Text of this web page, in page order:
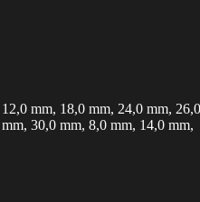
mm, 18,0 mm, 24,0 mm, 26,0
30,0 mm, 8,0 mm, 14,0 mm,